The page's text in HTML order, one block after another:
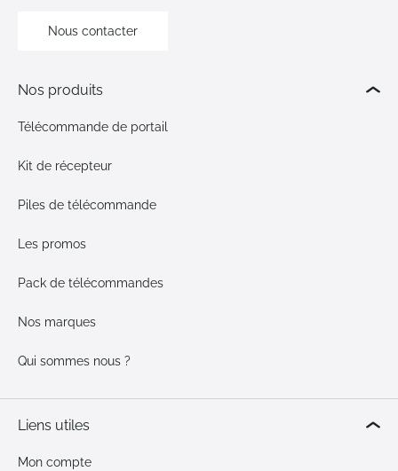
Nous contacter
Nos produits
Télécommande de portail
Kit de récepteur
Piles de télécommande
Les promos
Pack de télécommandes
Nos marques
Qui sommes nous ?
Liens utiles
Mon compte